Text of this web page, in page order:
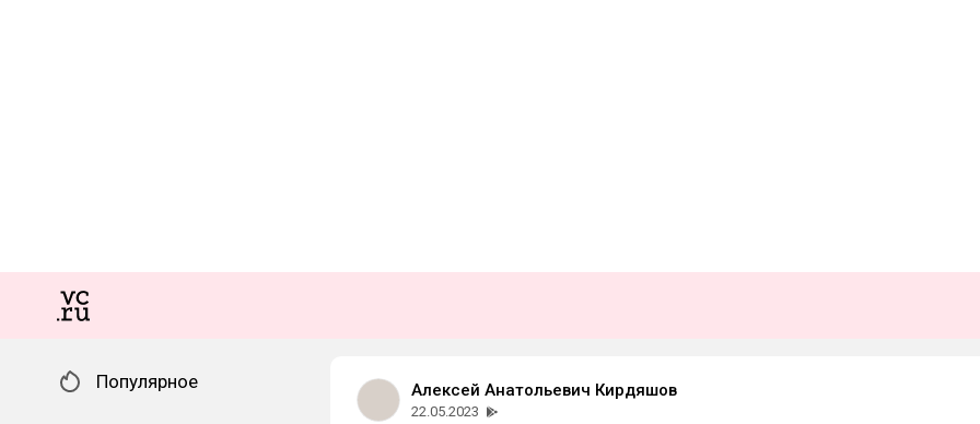
Популярное Алексей Анатольевич Кирдяшов
22.05.2023